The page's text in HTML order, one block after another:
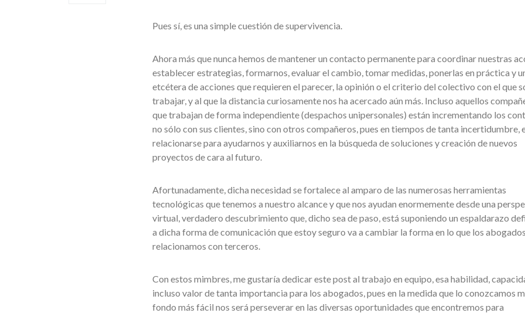
Pues sí, es una simple cuestión de supervivencia.
Ahora más que nunca hemos de mantener un contacto permanente para coordinar nuestras
establecer estrategias, formarnos, evaluar el cambio, tomar medidas, ponerlas en práctica y
etcétera de acciones que requieren el parecer, la opinión o el criterio del colectivo con el que
trabajar, y al que la distancia curiosamente nos ha acercado aún más. Incluso aquellos
que trabajan de forma independiente (despachos unipersonales) están incrementando los
no sólo con sus clientes, sino con otros compañeros, pues en tiempos de tanta incertidumbre,
relacionarse para ayudarnos y auxiliarnos en la búsqueda de soluciones y creación de nuevos
proyectos de cara al futuro.
Afortunadamente, dicha necesidad se fortalece al amparo de las numerosas herramientas
tecnológicas que tenemos a nuestro alcance y que nos ayudan enormemente desde una
virtual, verdadero descubrimiento que, dicho sea de paso, está suponiendo un espaldarazo
a dicha forma de comunicación que estoy seguro va a cambiar la forma en lo que los
relacionamos con terceros.
Con estos mimbres, me gustaría dedicar este post al trabajo en equipo, esa habilidad,
incluso valor de tanta importancia para los abogados, pues en la medida que lo conozcamos
fondo más fácil nos será perseverar en las diversas oportunidades que encontremos para